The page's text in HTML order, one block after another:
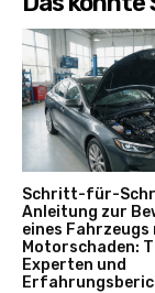
Schritt-für-
Anleitung zur
eines Fahrzeugs
Motorschaden:
Experten und